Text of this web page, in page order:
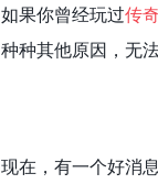
如果你曾经玩过传
种种其他原因，无
现在，有一个好消